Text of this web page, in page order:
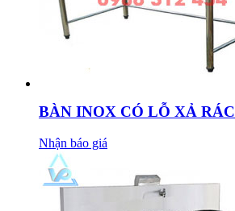
BÀN INOX CÓ LỖ XẢ RÁC
Nhận báo giá